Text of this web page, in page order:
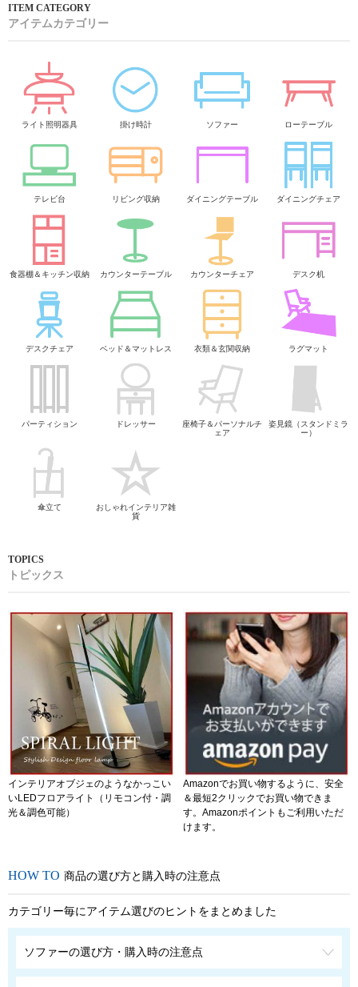
アイテムカテゴリー
ライト照明器具 掛け時計 ソファー ローテーブル
テレビ台 リビング収納 ダイニングテーブル ダイニングチェア
食器棚＆キッチン収納 カウンターテーブル カウンターチェア デスク机
デスクチェア ベッド＆マットレス 衣類＆玄関収納 ラグマット
パーティション ドレッサー
座椅子＆パーソナルチ
ェア
姿見鏡（スタンドミラ
ー）
傘立て
おしゃれインテリア雑
貨
トピックス
インテリアオブジェのようなかっこい
いLEDフロアライト（リモコン付・調
光＆調色可能）
Amazonでお買い物するように、安全
＆最短2クリックでお買い物できま
す。Amazonポイントもご利用いただ
けます。
商品の選び方と購入時の注意点
カテゴリー毎にアイテム選びのヒントをまとめました
ソファーの選び方・購入時の注意点